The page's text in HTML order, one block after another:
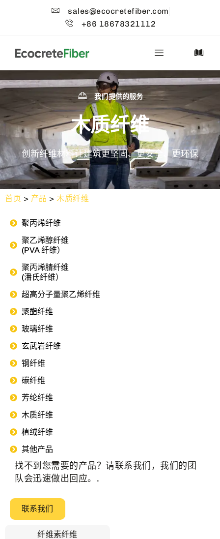
sales@ecocretefiber.com
+86 18678321112
我们提供的服务
木质纤维
创新纤维材料让建筑更坚固、更安全、更环保
首页 > 产品 > 木质纤维
聚丙烯纤维
聚乙烯醇纤维
(PVA 纤维）
聚丙烯腈纤维
(潘氏纤维）
超高分子量聚乙烯纤维
聚酯纤维
玻璃纤维
玄武岩纤维
钢纤维
碳纤维
芳纶纤维
木质纤维
植绒纤维
其他产品
找不到您需要的产品？请联系我们，我们的团
队会迅速做出回应。.
联系我们
纤维素纤维